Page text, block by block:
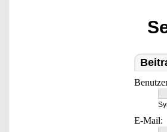
E-Mail: